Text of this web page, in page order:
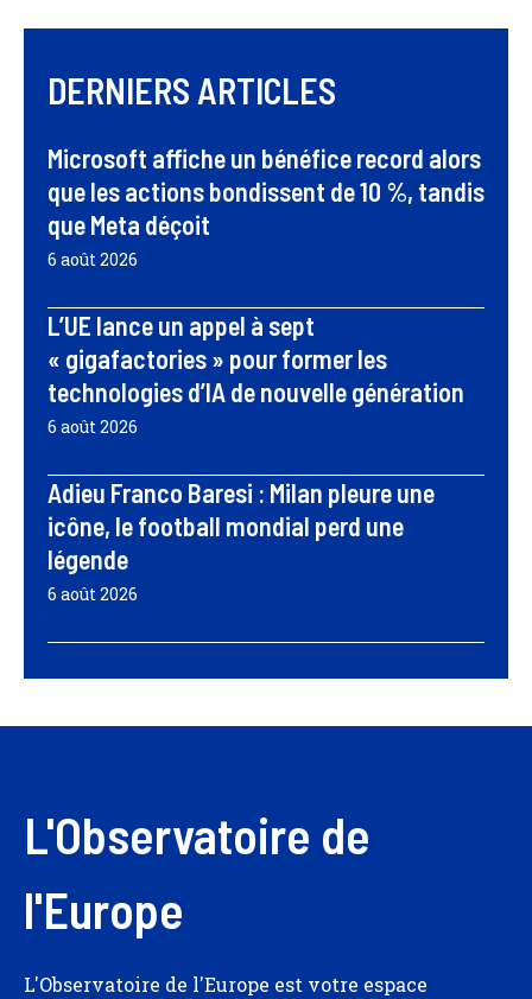
DERNIERS ARTICLES
Microsoft affiche un bénéfice record alors
que les actions bondissent de 10 %, tandis
que Meta déçoit
6 août 2026
L’UE lance un appel à sept
« gigafactories » pour former les
technologies d’IA de nouvelle génération
6 août 2026
Adieu Franco Baresi : Milan pleure une
icône, le football mondial perd une
légende
6 août 2026
L'Observatoire de
l'Europe
L'Observatoire de l'Europe est votre espace